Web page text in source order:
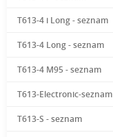
T613-4 i Long - seznam
T613-4 Long - seznam
T613-4 M95 - seznam
T613-Electronic-seznam
T613-S - seznam